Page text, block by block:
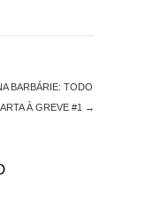
BARBÁRIE: TODO
À GREVE #1 →